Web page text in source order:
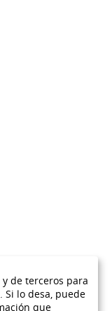
de terceros para
Si lo desa, puede
que